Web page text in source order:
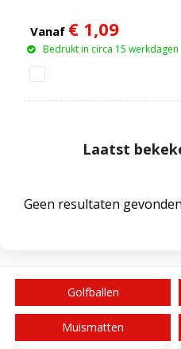
Vanaf € 1,09
Bedrukt in circa 15 werkdagen
Laatst
Geen resultaten
Golfballen
Muismatten